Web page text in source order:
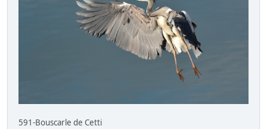
591-Bouscarle de Cetti